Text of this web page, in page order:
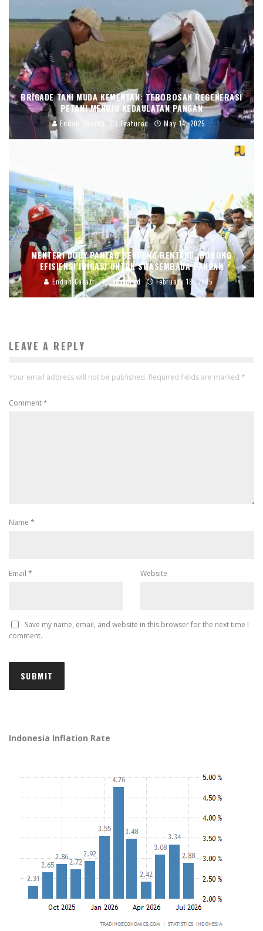
BRIGADE TANI MUDA KEMENTAN: TEROBOSAN REGENERASI
PETANI MENUJU KEDAULATAN PANGAN
Endah Caratri Featured May 14, 2025
MENTERI DODY PANTAU BENDUNG RENTANG, DORONG
EFISIENSI IRIGASI UNTUK SWASEMBADA PANGAN
Endah Caratri Featured February 18, 2025
LEAVE A REPLY
Your email address will not be published. Required fields are marked *
Comment*
Name *
Email * Website
Save my name, email, and website in this browser for the next time I
comment.
Indonesia Inflation Rate